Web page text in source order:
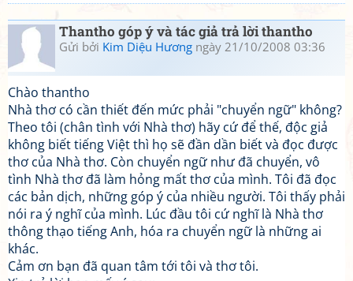
Thantho góp ý và tác giả trả lời thantho
Gửi bởi Kim Diệu Hương ngày 21/10/2008 03:36
Chào thantho
Nhà thơ có cần thiết đến mức phải "chuyển ngữ" không?
Theo tôi (chân tình với Nhà thơ) hãy cứ để thế, độc giả
không biết tiếng Việt thì họ sẽ đần dần biết và đọc được
thơ của Nhà thơ. Còn chuyển ngữ như đã chuyển, vô
tình Nhà thơ đã làm hỏng mất thơ của mình. Tôi đã đọc
các bản dịch, những góp ý của nhiều người. Tôi thấy phải
nói ra ý nghĩ của mình. Lúc đầu tôi cứ nghĩ là Nhà thơ
thông thạo tiếng Anh, hóa ra chuyển ngữ là những ai
khác.
Cảm ơn bạn đã quan tâm tới tôi và thơ tôi.